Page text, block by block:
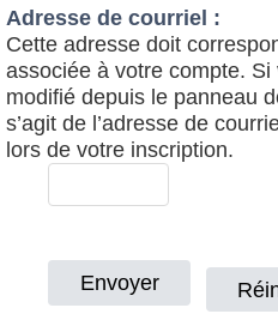
Adresse de courriel :
Cette adresse doit
associée à votre compte. Si
modifié depuis le panneau
s’agit de l’adresse de
lors de votre inscription.